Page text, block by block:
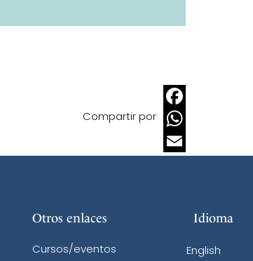
Compartir por
Facebook
WhatsApp
Otros enlaces
Cursos/eventos
Idioma
English